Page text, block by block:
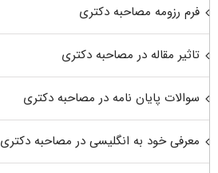
فرم رزومه مصاحبه دکتری
تاثیر مقاله در مصاحبه دکتری
سوالات پایان نامه در مصاحبه دکتری
معرفی خود به انگلیسی در مصاحبه دکتری